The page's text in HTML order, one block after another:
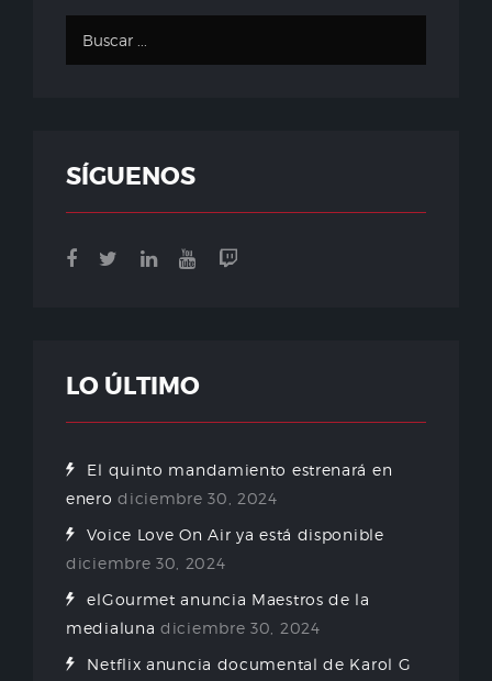
SÍGUENOS
LO ÚLTIMO
El quinto mandamiento estrenará en
enero diciembre 30, 2024
Voice Love On Air ya está disponible
diciembre 30, 2024
elGourmet anuncia Maestros de la
medialuna diciembre 30, 2024
Netflix anuncia documental de Karol G